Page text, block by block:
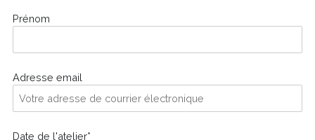
Prénom
Adresse email
Date de l'atelier*